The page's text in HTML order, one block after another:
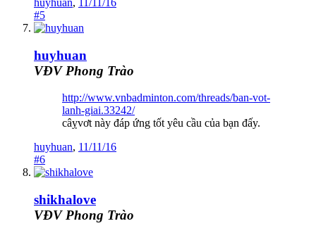
huyhuan,
11/11/16
#5
huyhuan
VĐV Phong Trào
http://www.vnbadminton.com/threads/ban-vot-
lanh-giai.33242/
câỵvơt này đáp ứng tốt yêu cầu của bạn đấy.
huyhuan, 11/11/16
#6
shikhalove
VĐV Phong Trào